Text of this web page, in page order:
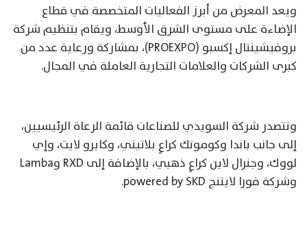
ويعد المعرض من أبرز الفعاليات المتخصصة في قطاع
الإضاءة على مستوى الشرق الأوسط، ويقام بتنظيم شركة
بروفيشينتال إكسبو (PROEXPO)، بمشاركة ورعاية عدد من
كبرى الشركات والعلامات التجارية العاملة في المجال.
وتتصدر شركة السويدي للصناعات قائمة الرعاة الرئيسيين،
إلى جانب باندا وكوموتك كراعٍ بلاتيني، وكايرو لايت، وإي
لووك، وجنرال لاين كراعٍ ذهبي، بالإضافة إلى RXD وLamba
وشركة فورا لايتنج powered by SKD.